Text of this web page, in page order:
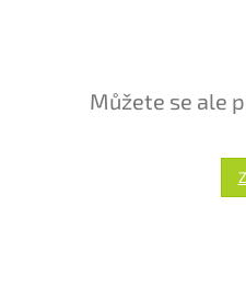
Můžete se ale